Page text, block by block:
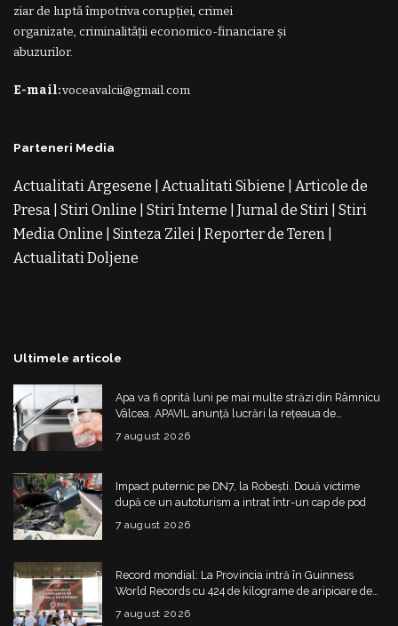
ziar de luptă împotriva corupției, crimei
organizate, criminalității economico-financiare și
abuzurilor.
E-mail:voceavalcii@gmail.com
Parteneri Media
Actualitati Argesene Actualitati Sibiene
Articole de
Presa Stiri Online Stiri Interne Jurnal de Stiri Stiri
Media Online
Sinteza Zilei Reporter de Teren
Actualitati Doljene
Ultimele articole
Apa va fi oprită luni pe mai multe străzi din Râmnicu
Vâlcea. APAVIL anunță lucrări la rețeaua de
alimentare
7 august 2026
Impact puternic pe DN7, la Robești. Două victime
după ce un autoturism a intrat într-un cap de pod
7 august 2026
Record mondial: La Provincia intră în Guinness
World Records cu 424 de kilograme de aripioare de
pui servite la un eveniment
7 august 2026